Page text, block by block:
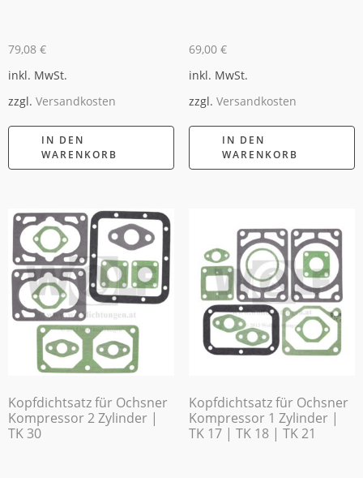
79,08 €
inkl. MwSt.
zzgl. Versandkosten
IN DEN
WARENKORB
69,00 €
inkl. MwSt.
zzgl. Versandkosten
IN DEN
WARENKORB
Kopfdichtsatz für Ochsner
Kompressor 2 Zylinder |
TK 30
Kopfdichtsatz für Ochsner
Kompressor 1 Zylinder |
TK 17 | TK 18 | TK 21